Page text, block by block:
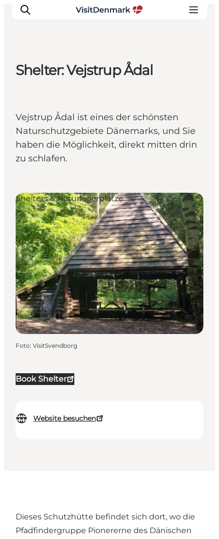
Erlebnisse
Unterkünfte
Reiseplanung
Shelter: Vejstrup Ådal
Vejstrup Ådal ist eines der schönsten
Naturschutzgebiete Dänemarks, und Sie
haben die Möglichkeit, direkt mitten drin
zu schlafen.
Book Shelter
Website besuchen
Shelters & Naturlagerplätze
Foto: VisitSvendborg
Dieses Schutzhütte befindet sich dort, wo die
Pfadfindergruppe Pionererne des Dänischen